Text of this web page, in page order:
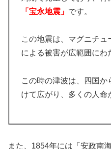
「宝永地震」 です。
この地震は、マグニチ
による被害が広範囲にわ
この時の津波は、四国
けて広がり、多くの人命
また、1854年には「安政南